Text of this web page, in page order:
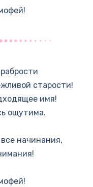
старости!
имя!
ощутима.
начинания,